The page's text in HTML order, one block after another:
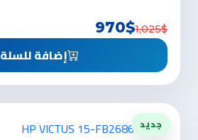
1,025$
970$
إضافة للسلة
جديد